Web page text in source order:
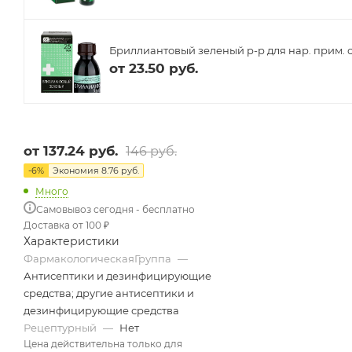
Бриллиантовый зеленый р-р для нар. прим.
от 23.50 руб.
от 137.24 руб. 146 руб.
-6% Экономия 8.76 руб.
Много
Самовывоз сегодня - бесплатно
Доставка от 100 ₽
Характеристики
ФармакологическаяГруппа —
Антисептики и дезинфицирующие
средства; другие антисептики и
дезинфицирующие средства
Рецептурный — Нет
Цена действительна только для